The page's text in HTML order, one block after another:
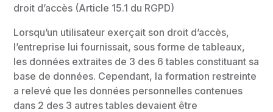
droit d’accès (Article 15.1 du RGPD)
Lorsqu’un utilisateur exerçait son droit d’accès,
l’entreprise lui fournissait, sous forme de tableaux,
les données extraites de 3 des 6 tables constituant sa
base de données. Cependant, la formation restreinte
a relevé que les données personnelles contenues
dans 2 des 3 autres tables devaient être